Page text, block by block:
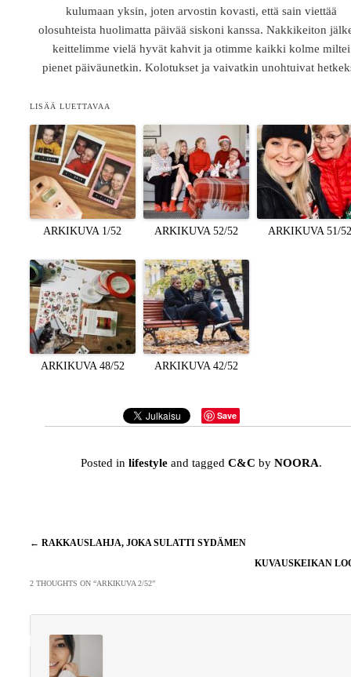
kulumaan yksin, joten arvostin kovasti, että sain viettää
olosuhteista huolimatta päivää siskoni kanssa. Nakkikeiton
keittelimme vielä hyvät kahvit ja otimme kaikki kolme miltei
pienet päiväunetkin. Kolotukset ja vaivatkin unohtuivat
LISÄÄ LUETTAVAA
ARKIKUVA 1/52 ARKIKUVA 52/52 ARKIKUVA 51/52
ARKIKUVA 48/52 ARKIKUVA 42/52
Save
Posted inlifestyle and taggedC&C byNOORA.
Artikkelien
← RAKKAUSLAHJA, JOKA SULATTI SYDÄMEN
KUVAUSKEIKAN
2 THOUGHTS ON “ARKIKUVA 2/52”